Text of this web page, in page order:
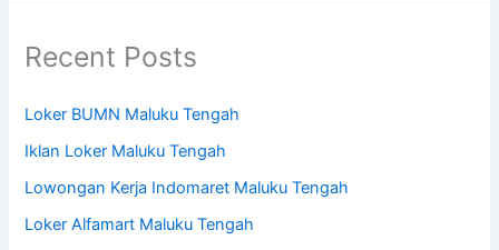
Recent Posts
Loker BUMN Maluku Tengah
Iklan Loker Maluku Tengah
Lowongan Kerja Indomaret Maluku Tengah
Loker Alfamart Maluku Tengah